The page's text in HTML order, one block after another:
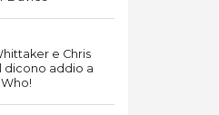
e Chris
dicono addio a